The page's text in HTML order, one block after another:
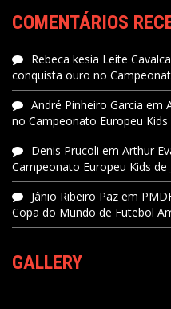
COMENTÁRIOS
Rebeca kesia Leite
conquista ouro no
André Pinheiro Garcia em
no Campeonato Europeu Kids
Denis Prucoli em Arthur
Campeonato Europeu Kids de
Jânio Ribeiro Paz em
Copa do Mundo de Futebol
GALLERY